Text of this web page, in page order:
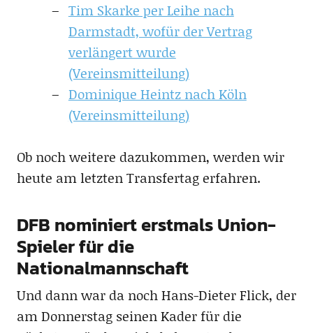
Tim Skarke per Leihe nach
Darmstadt, wofür der Vertrag
verlängert wurde
(Vereinsmitteilung)
Dominique Heintz nach Köln
(Vereinsmitteilung)
Ob noch weitere dazukommen, werden wir
heute am letzten Transfertag erfahren.
DFB nominiert erstmals Union-
Spieler für die
Nationalmannschaft
Und dann war da noch Hans-Dieter Flick, der
am Donnerstag seinen Kader für die